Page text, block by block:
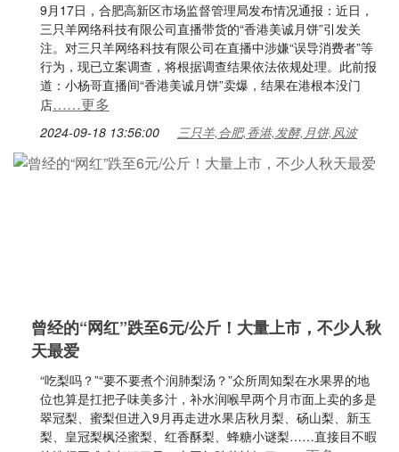
9月17日，合肥高新区市场监督管理局发布情况通报：近日，
三只羊网络科技有限公司直播带货的“香港美诚月饼”引发关
注。对三只羊网络科技有限公司在直播中涉嫌“误导消费者”等
行为，现已立案调查，将根据调查结果依法依规处理。此前报
道：小杨哥直播间“香港美诚月饼”卖爆，结果在港根本没门
店……更多
2024-09-18 13:56:00 三只羊,合肥,香港,发酵,月饼,风波
曾经的“网红”跌至6元/公斤！大量上市，不少人秋
天最爱
“吃梨吗？”“要不要煮个润肺梨汤？”众所周知梨在水果界的地
位也算是扛把子味美多汁，补水润喉早两个月市面上卖的多是
翠冠梨、蜜梨但进入9月再走进水果店秋月梨、砀山梨、新玉
梨、皇冠梨枫泾蜜梨、红香酥梨、蜂糖小谜梨……直接目不暇